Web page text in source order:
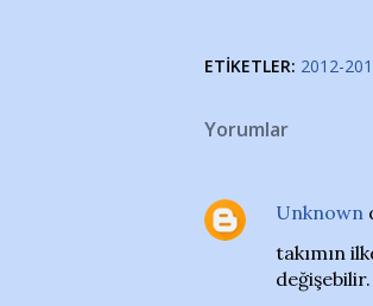
ETIKETLER: 2012-
Yorumlar
Unknown
takımın
değişebilir.